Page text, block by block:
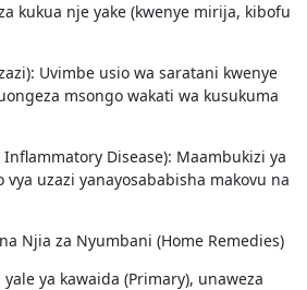
kukua nje yake (kwenye mirija, kibofu
Uvimbe usio wa saratani kwenye
msongo wakati wa kusukuma
Inflammatory Disease): Maambukizi ya
uzazi yanayosababisha makovu na
Njia za Nyumbani (Home Remedies)
ya kawaida (Primary), unaweza